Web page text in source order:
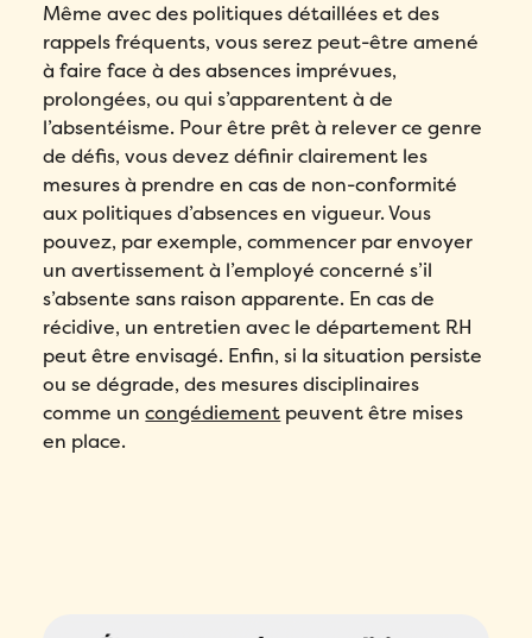
Même avec des politiques détaillées et des
rappels fréquents, vous serez peut-être amené
à faire face à des absences imprévues,
prolongées, ou qui s’apparentent à de
l’absentéisme. Pour être prêt à relever ce genre
de défis, vous devez définir clairement les
mesures à prendre en cas de non-conformité
aux politiques d’absences en vigueur. Vous
pouvez, par exemple, commencer par envoyer
un avertissement à l’employé concerné s’il
s’absente sans raison apparente. En cas de
récidive, un entretien avec le département RH
peut être envisagé. Enfin, si la situation persiste
ou se dégrade, des mesures disciplinaires
comme uncongédiement peuvent être mises
en place.